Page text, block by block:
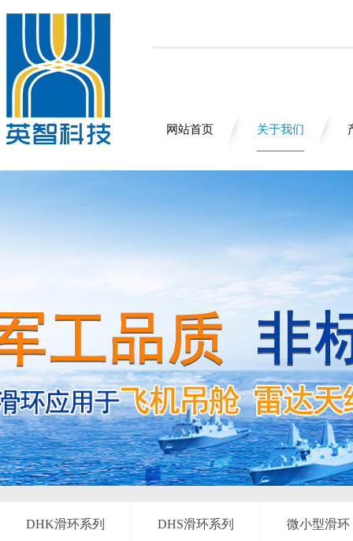
网站首页 关于我们
DHK滑环系列 DHS滑环系列 微小型滑环